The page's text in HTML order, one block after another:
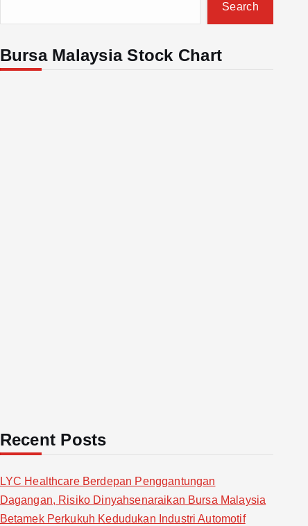
Search
Bursa Malaysia Stock Chart
Recent Posts
LYC Healthcare Berdepan Penggantungan
Dagangan, Risiko Dinyahsenaraikan Bursa Malaysia
Betamek Perkukuh Kedudukan Industri Automotif